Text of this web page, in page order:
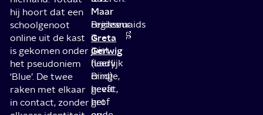
hij hoort dat een
schoolgenoot
online uit de kast
is gekomen onder
het pseudoniem
‘Blue’. De twee
raken met elkaar
in contact, zonder
Maar
Bridesmaids
is
juist
heerlijk
cringe,
gevat,
grof
Maar
regisseur
Greta
Gerwig
(Lady
Bird)
heeft
het